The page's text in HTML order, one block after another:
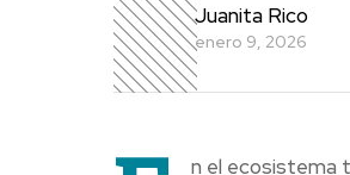
Juanita Rico
enero 9, 2026
n el ecosistema